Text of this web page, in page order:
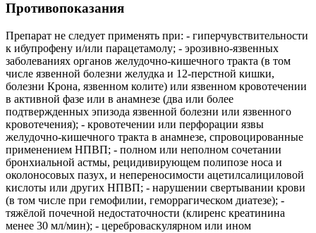
Противопоказания
Препарат не следует применять при: - гиперчувствительности
к ибупрофену и/или парацетамолу; - эрозивно-язвенных
заболеваниях органов желудочно-кишечного тракта (в том
числе язвенной болезни желудка и 12-перстной кишки,
болезни Крона, язвенном колите) или язвенном кровотечении
в активной фазе или в анамнезе (два или более
подтвержденных эпизода язвенной болезни или язвенного
кровотечения); - кровотечении или перфорации язвы
желудочно-кишечного тракта в анамнезе, спровоцированные
применением НПВП; - полном или неполном сочетании
бронхиальной астмы, рецидивирующем полипозе носа и
околоносовых пазух, и непереносимости ацетилсалициловой
кислоты или других НПВП; - нарушении свертывании крови
(в том числе при гемофилии, геморрагическом диатезе); -
тяжёлой почечной недостаточности (клиренс креатинина
менее 30 мл/мин); - цереброваскулярном или ином